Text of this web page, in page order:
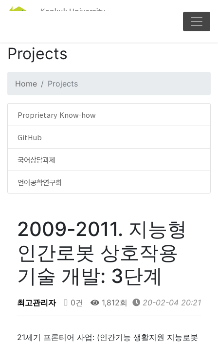
Projects
Home Projects
Proprietary Know-how
GitHub
국어상담과제
언어공학연구회
2009-2011. 지능형
인간로봇 상호작용
기술 개발: 3단계
최고관리자 0건 1,812회 20-02-04 20:21
21세기 프론티어 사업: (인간기능 생활지원 지능로봇